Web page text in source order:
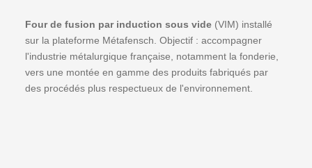
Four de fusion par induction sous vide (VIM) installé
sur la plateforme Métafensch. Objectif : accompagner
l'industrie métalurgique française, notamment la fonderie,
vers une montée en gamme des produits fabriqués par
des procédés plus respectueux de l'environnement.